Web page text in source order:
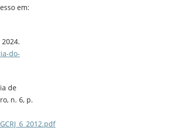
em:
do-
de
n. 6, p.